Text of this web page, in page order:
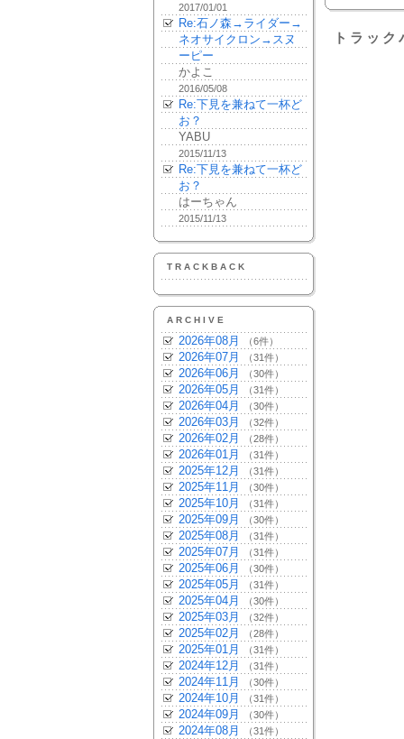
2017/01/01
Re:石ノ森→ライダー→
ネオサイクロン→スヌ
ーピー
かよこ
2016/05/08
Re:下見を兼ねて一杯ど
お？
YABU
2015/11/13
Re:下見を兼ねて一杯ど
お？
はーちゃん
2015/11/13
TRACKBACK
ARCHIVE
2026年08月 （6件）
2026年07月 （31件）
2026年06月 （30件）
2026年05月 （31件）
2026年04月 （30件）
2026年03月 （32件）
2026年02月 （28件）
2026年01月 （31件）
2025年12月 （31件）
2025年11月 （30件）
2025年10月 （31件）
2025年09月 （30件）
2025年08月 （31件）
2025年07月 （31件）
2025年06月 （30件）
2025年05月 （31件）
2025年04月 （30件）
2025年03月 （32件）
2025年02月 （28件）
2025年01月 （31件）
2024年12月 （31件）
2024年11月 （30件）
2024年10月 （31件）
2024年09月 （30件）
2024年08月 （31件）
トラッ